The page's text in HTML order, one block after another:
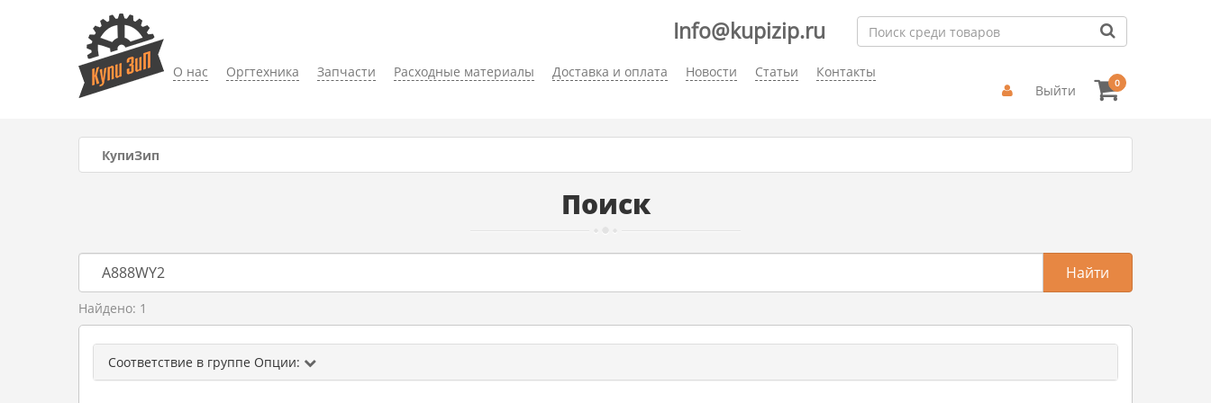
О нас Оргтехника Запчасти Расходные материалы Доставка и оплата Новости Статьи Контакты
Info@kupizip.ru
Выйти 0
КупиЗип
Поиск
Найдено: 1
Соответствие в группе Опции: